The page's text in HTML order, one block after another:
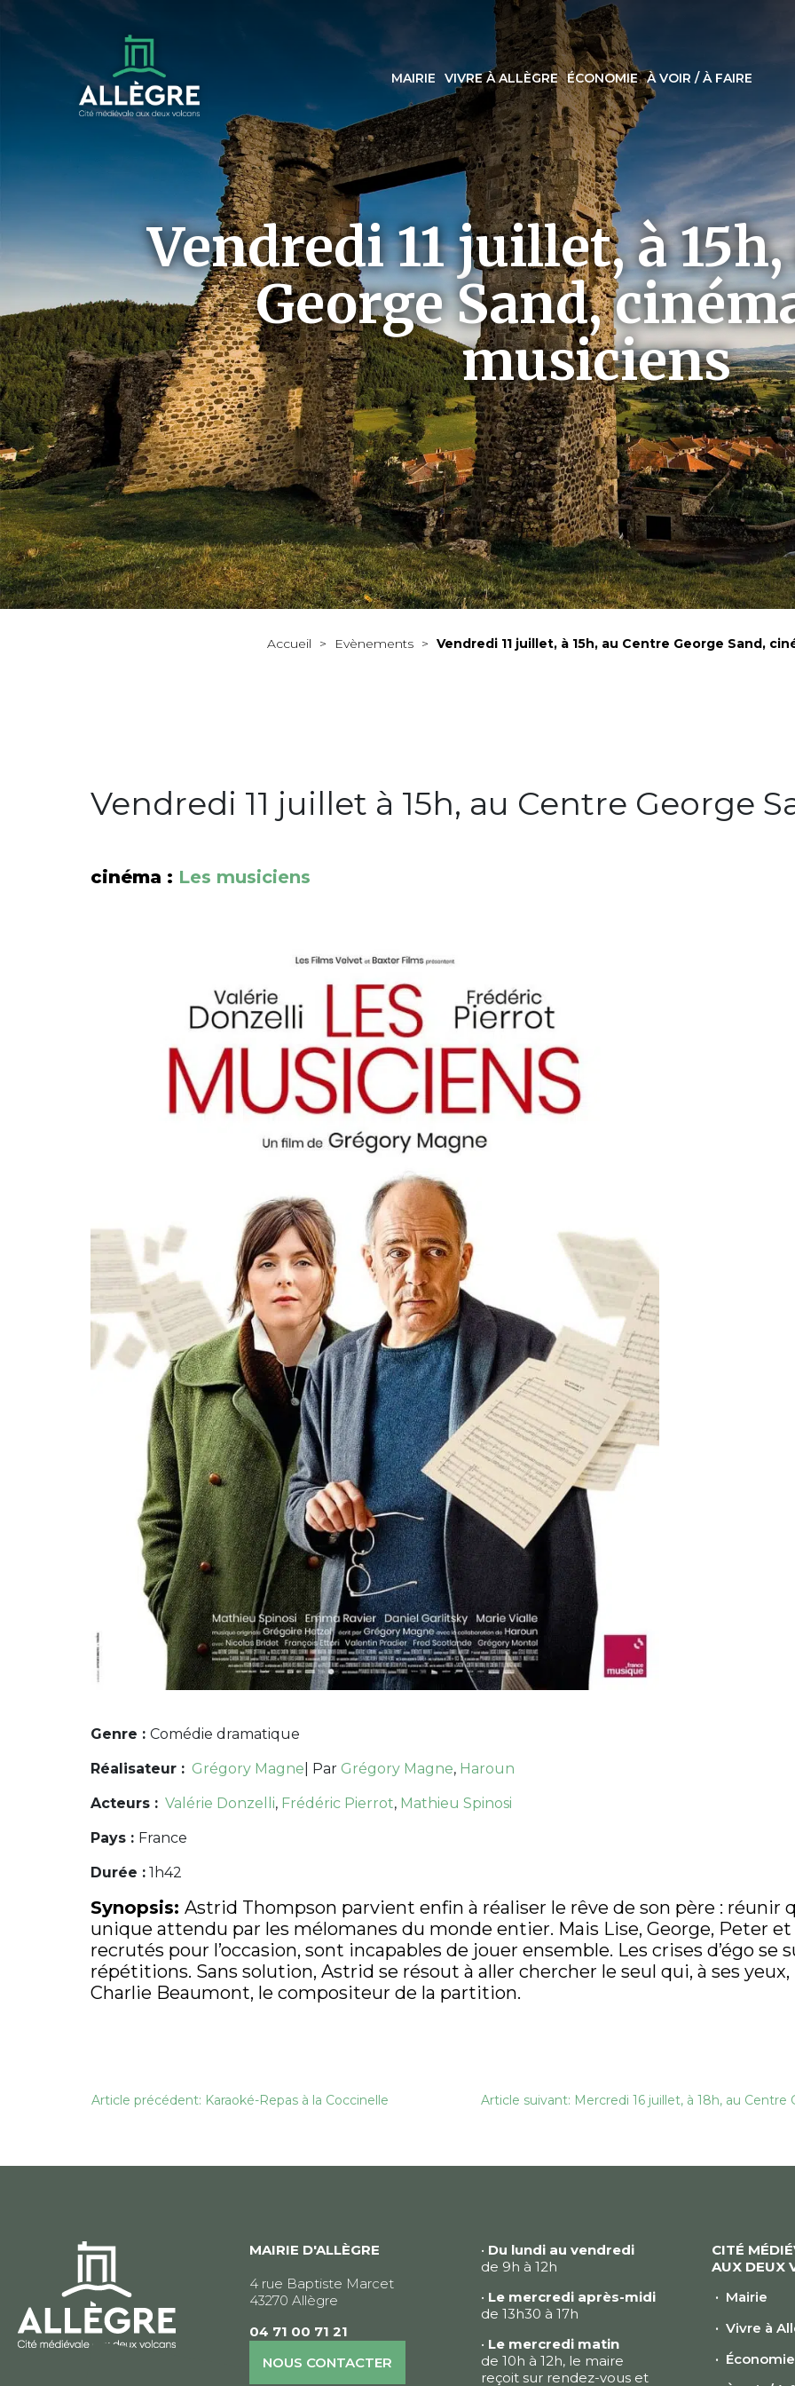
MAIRIE VIVRE À ALLÈGRE ÉCONOMIE À VOIR / À FAIRE
Vendredi 11 juillet, à
George Sand,
musiciens
Accueil > Evènements > Vendredi 11 juillet, à 15h, au Centre George Sand,
Vendredi 11 juillet à 15h, au Centre George
cinéma : Les musiciens
Genre : Comédie dramatique
Réalisateur : Grégory Magne | Par Grégory Magne, Haroun
Acteurs : Valérie Donzelli, Frédéric Pierrot, Mathieu Spinosi
Pays : France
Durée : 1h42
Synopsis: Astrid Thompson parvient enfin à réaliser le rêve de son père :
unique attendu par les mélomanes du monde entier. Mais Lise, George, Peter
recrutés pour l’occasion, sont incapables de jouer ensemble. Les crises d’égo
répétitions. Sans solution, Astrid se résout à aller chercher le seul qui, à ses
Charlie Beaumont, le compositeur de la partition.
Navigation
l’article
Article précédent: Karaoké-Repas à la Coccinelle Article suivant: Mercredi 16 juillet, à 18h, au
MAIRIE D'ALLÈGRE
4 rue Baptiste Marcet
43270 Allègre
04 71 00 71 21
NOUS CONTACTER
• Du lundi au vendredi
de 9h à 12h
• Le mercredi après-midi
de 13h30 à 17h
• Le mercredi matin
de 10h à 12h, le maire
reçoit sur rendez-vous et
CITÉ
AUX DEUX
Mairie
Vivre à
Économie